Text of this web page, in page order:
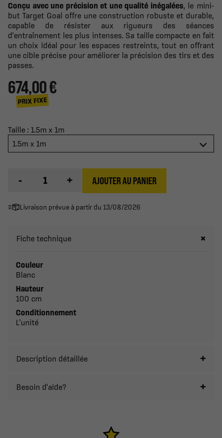
Conçu avec une précision et une qualité inégalées, le mini-
but Target Goal offre une construction robuste et durable,
capable de résister aux rigueurs des séances
d'entraînement les plus intenses. Sa taille compacte en fait
un choix idéal pour les espaces restreints, tout en offrant
une cible précise pour améliorer la précision des tirs et des
passes.
674,00 €
PRIX FIXE
Taille : 1.5m x 1m
1.5m x 1m
- + AJOUTER AU PANIER
Livraison prévue à partir du 13/08/2026
Fiche technique
Couleur
Blanc
Hauteur
100 cm
Conditionnement
L'unité
Description détaillée
Besoin d'aide?